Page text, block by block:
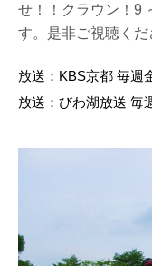
せ！！クラウン！9
す。是非ご視聴くだ
放送：KBS京都 毎週
放送：びわ湖放送 毎